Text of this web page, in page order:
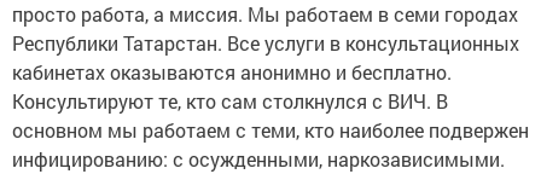
просто работа, а миссия. Мы работаем в семи городах
Республики Татарстан. Все услуги в консультационных
кабинетах оказываются анонимно и бесплатно.
Консультируют те, кто сам столкнулся с ВИЧ. В
основном мы работаем с теми, кто наиболее подвержен
инфицированию: с осужденными, наркозависимыми.